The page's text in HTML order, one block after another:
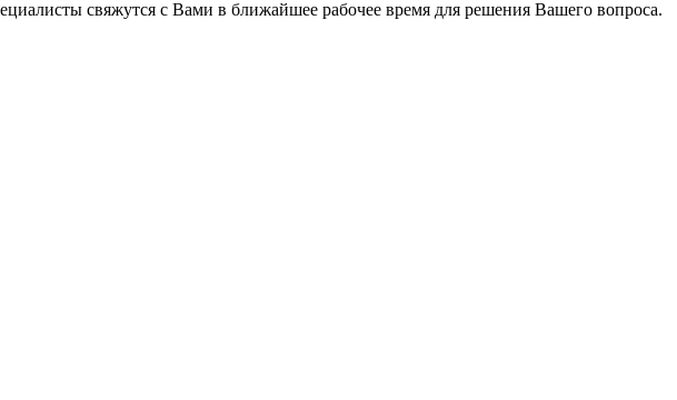
свяжутся с Вами в ближайшее рабочее время для решения Вашего вопроса.